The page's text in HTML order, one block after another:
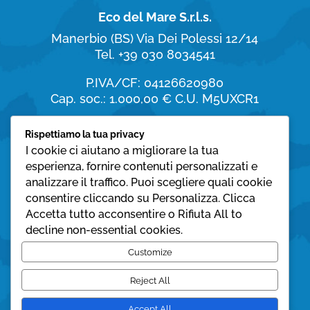
Eco del Mare S.r.l.s.
Manerbio (BS)Via Dei Polessi 12/14
Tel. +39 030 8034541
P.IVA/CF: 04126620980
Cap. soc.: 1.000,00 €C.U. M5UXCR1
Orari di apertura
dal Lunedì al Sabato:
8:30 – 19:30
Domenica:
08:30 – 12:30
Privacy policy
Cookie policy
Rispettiamo la tua privacy
I cookie ci aiutano a migliorare la tua
esperienza, fornire contenuti personalizzati e
analizzare il traffico. Puoi scegliere quali cookie
consentire cliccando su Personalizza. Clicca
Accetta tutto acconsentire o Rifiuta All to
decline non-essential cookies.
Customize
Reject All